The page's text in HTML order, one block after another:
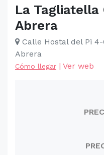
La
Abrera
Calle Hostal del Pi
Abrera
Cómo llegar | Ver web